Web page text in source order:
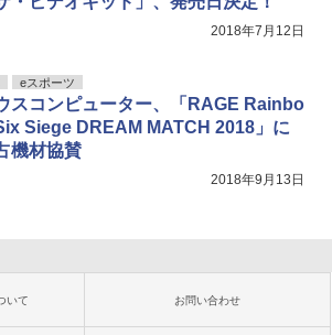
2018年7月12日
eスポーツ
スコンピューター、「RAGE Rainbo
Siege DREAM MATCH 2018」に
機材協賛
2018年9月13日
いて お問い合わせ